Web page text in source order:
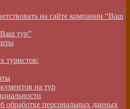
на сайте компании “Ваш
тур”
туристов:
на тур
обработке персональных данных